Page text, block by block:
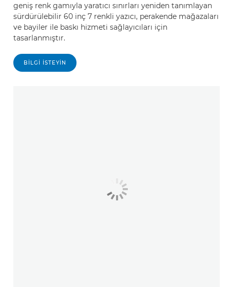
geniş renk gamıyla yaratıcı sınırları yeniden tanımlayan
sürdürülebilir 60 inç 7 renkli yazıcı, perakende mağazaları
ve bayiler ile baskı hizmeti sağlayıcıları için
tasarlanmıştır.
BILGI ISTEYIN